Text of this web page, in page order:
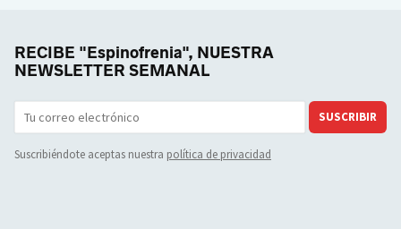
RECIBE "Espinofrenia", NUESTRA
NEWSLETTER SEMANAL
SUSCRIBIR
Suscribiéndote aceptas nuestra política de privacidad